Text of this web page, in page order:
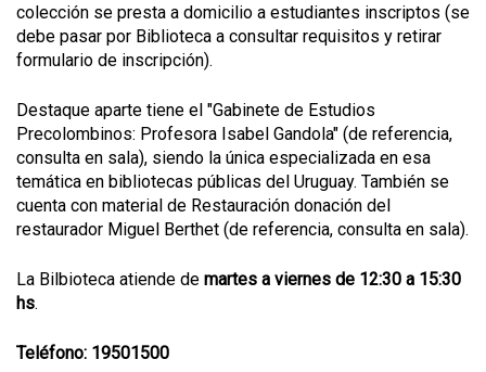
colección se presta a domicilio a estudiantes inscriptos (se
debe pasar por Biblioteca a consultar requisitos y retirar
formulario de inscripción).
Destaque aparte tiene el "Gabinete de Estudios
Precolombinos: Profesora Isabel Gandola" (de referencia,
consulta en sala), siendo la única especializada en esa
temática en bibliotecas públicas del Uruguay. También se
cuenta con material de Restauración donación del
restaurador Miguel Berthet (de referencia, consulta en sala).
La Bilbioteca atiende de martes a viernes de 12:30 a 15:30
hs.
Teléfono: 19501500